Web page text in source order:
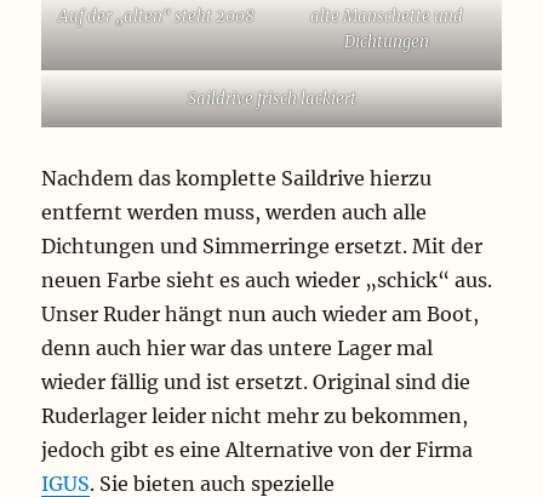
Auf der „alten“ steht 2008
alte Manschette und
Dichtungen
Saildrive frisch lackiert
Nachdem das komplette Saildrive hierzu
entfernt werden muss, werden auch alle
Dichtungen und Simmerringe ersetzt. Mit der
neuen Farbe sieht es auch wieder „schick“ aus.
Unser Ruder hängt nun auch wieder am Boot,
denn auch hier war das untere Lager mal
wieder fällig und ist ersetzt. Original sind die
Ruderlager leider nicht mehr zu bekommen,
jedoch gibt es eine Alternative von der Firma
IGUS. Sie bieten auch spezielle